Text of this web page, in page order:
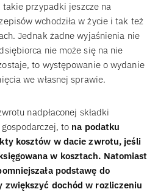
takie przypadki jeszcze na
wchodziła w życie i tak też
Jednak żadne wyjaśnienia nie
nie może się na nie
to występowanie o wydanie
we własnej sprawie.
nadpłaconej składki
to na podatku
kosztów w dacie zwrotu, jeśli
w kosztach. Natomiast
podstawę do
zwiększyć dochód w rozliczeniu